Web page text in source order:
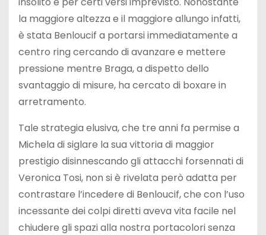
la maggiore altezza e il maggiore allungo infatti,
è stata Benloucif a portarsi immediatamente a
centro ring cercando di avanzare e mettere
pressione mentre Braga, a dispetto dello
svantaggio di misure, ha cercato di boxare in
arretramento.
Tale strategia elusiva, che tre anni fa permise a
Michela di siglare la sua vittoria di maggior
prestigio disinnescando gli attacchi forsennati di
Veronica Tosi, non si è rivelata però adatta per
contrastare l’incedere di Benloucif, che con l’uso
incessante dei colpi diretti aveva vita facile nel
chiudere gli spazi alla nostra portacolori senza